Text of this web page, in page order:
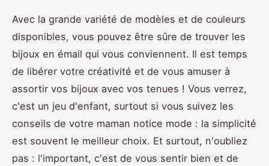
Avec la grande variété de modèles et de couleurs
disponibles, vous pouvez être sûre de trouver les
bijoux en émail qui vous conviennent. Il est temps
de libérer votre créativité et de vous amuser à
assortir vos bijoux avec vos tenues ! Vous verrez,
c'est un jeu d'enfant, surtout si vous suivez les
conseils de votre maman notice mode : la simplicité
est souvent le meilleur choix. Et surtout, n'oubliez
pas : l'important, c'est de vous sentir bien et de